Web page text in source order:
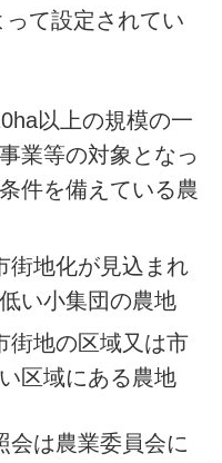
て設定されてい
以上の規模の一
業等の対象となっ
件を備えている農
街地化が見込まれ
い小集団の農地
街地の区域又は市
区域にある農地
は農業委員会に